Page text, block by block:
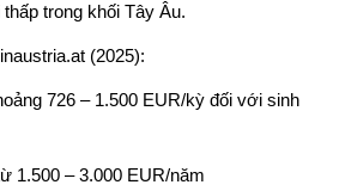
trong khối Tây Âu.
(2025):
726 – 1.500 EUR/kỳ đối với sinh
1.500 – 3.000 EUR/năm